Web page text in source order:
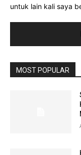
untuk lain kali saya
MOST POPULAR